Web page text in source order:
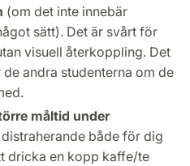
(om det inte innebär
sätt). Det är svårt för
visuell återkoppling. Det
andra studenterna om de
måltid under
distraherande både för dig
dricka en kopp kaffe/te